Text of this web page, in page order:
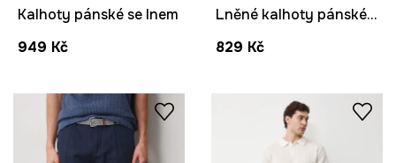
Kalhoty pánské se lnem
949 Kč
Lněné kalhoty pánské s páskem, melanž béžová barva
829 Kč